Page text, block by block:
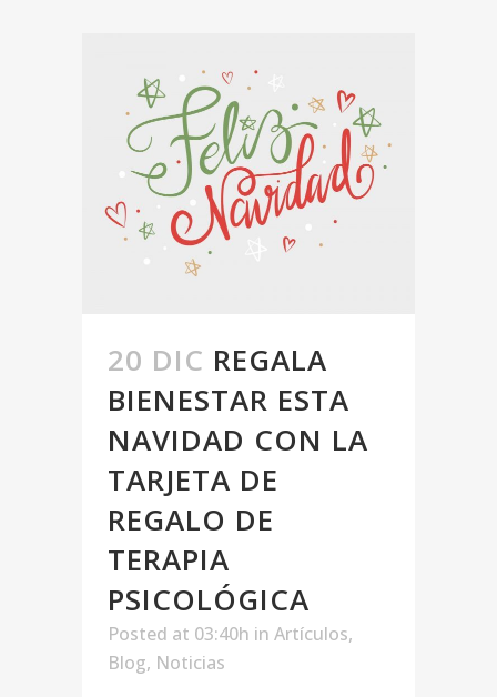
20 DIC REGALA
BIENESTAR ESTA
NAVIDAD CON LA
TARJETA DE
REGALO DE
TERAPIA
PSICOLÓGICA
Posted at 03:40h in Artículos,
Blog, Noticias